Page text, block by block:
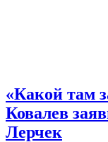
«Какой там
Ковалев
Лерчек